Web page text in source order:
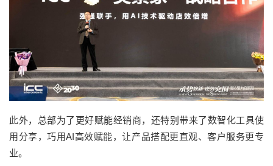
此外，总部为了更好赋能经销商，还特别带来了数智化工具使
用分享，巧用AI高效赋能，让产品搭配更直观、客户服务更专
业。